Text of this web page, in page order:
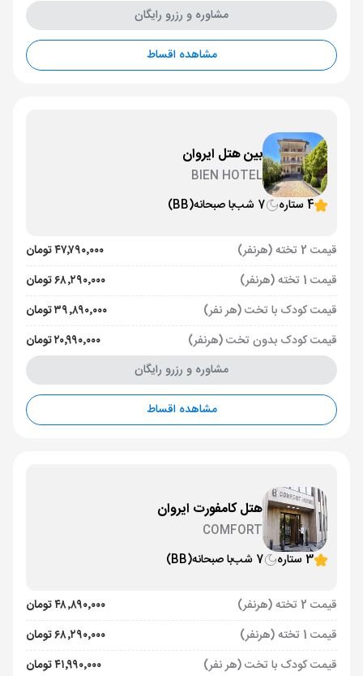
مشاوره و رزرو رایگان
مشاهده اقساط
بین هتل ایروان
BIEN HOTEL
4 ستاره
7 شب با صبحانه(BB)
قیمت 2 تخته (هرنفر)
۴۷٬۷۹۰٬۰۰۰ تومان
قیمت 1 تخته (هرنفر)
۶۸٬۲۹۰٬۰۰۰ تومان
قیمت کودک با تخت (هر نفر)
۳۹٬۸۹۰٬۰۰۰ تومان
قیمت کودک بدون تخت (هرنفر)
۲۰٬۹۹۰٬۰۰۰ تومان
مشاوره و رزرو رایگان
مشاهده اقساط
هتل کامفورت ایروان
COMFORT
3 ستاره
7 شب با صبحانه(BB)
قیمت 2 تخته (هرنفر)
۴۸٬۸۹۰٬۰۰۰ تومان
قیمت 1 تخته (هرنفر)
۶۸٬۲۹۰٬۰۰۰ تومان
قیمت کودک با تخت (هر نفر)
۴۱٬۹۹۰٬۰۰۰ تومان